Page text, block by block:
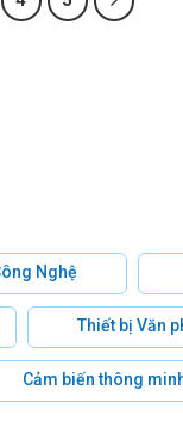
Nghệ
Thiết bị Văn
Cảm biến thông